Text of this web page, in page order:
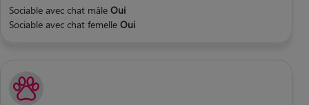
Sociable avec chat mâle Oui
Sociable avec chat femelle Oui